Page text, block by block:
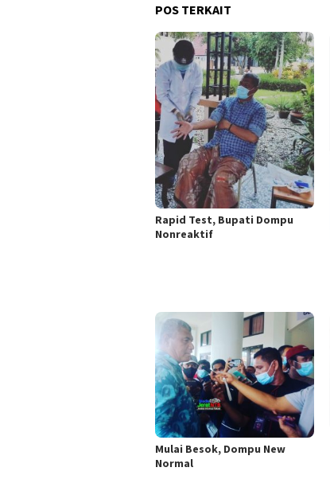
POS TERKAIT
Rapid Test, Bupati Dompu
Nonreaktif
Mulai Besok, Dompu New
Normal